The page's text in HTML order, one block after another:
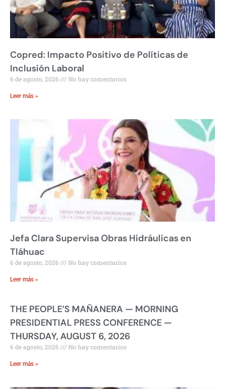
Copred: Impacto Positivo de Políticas de
Inclusión Laboral
6 de agosto, 2026 No hay comentarios
Leer más »
Jefa Clara Supervisa Obras Hidráulicas en
Tláhuac
6 de agosto, 2026 No hay comentarios
Leer más »
THE PEOPLE’S MAÑANERA — MORNING
PRESIDENTIAL PRESS CONFERENCE —
THURSDAY, AUGUST 6, 2026
6 de agosto, 2026 No hay comentarios
Leer más »